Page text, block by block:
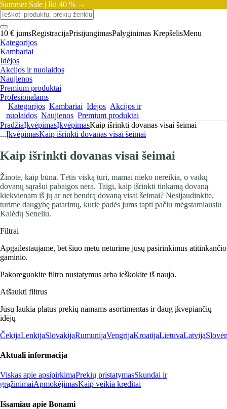
Summer Sale | Iki 40 % →
10 € jumsRegistracijaPrisijungimasPalyginimas KrepšelisMenu
Kategorijos
Kambariai
Idėjos
Akcijos ir nuolaidos
Naujienos
Premium produktai
Profesionalams
Kategorijos Kambariai Idėjos Akcijos ir
nuolaidos Naujienos Premium produktai
PradžiaĮkvėpimasĮkvėpimasKaip išrinkti dovanas visai šeimai
...ĮkvėpimasKaip išrinkti dovanas visai šeimai
Kaip išrinkti dovanas visai šeimai
Žinote, kaip būna. Tėtis viską turi, mamai nieko nereikia, o vaikų
dovanų sąrašui pabaigos nėra. Taigi, kaip išrinkti tinkamą dovaną
kiekvienam iš jų ar net bendrą dovaną visai šeimai? Nesijaudinkite,
turime daugybę patarimų, kurie padės jums tapti pačiu mėgstamiausiu
Kalėdų Seneliu.
Filtrai
Apgailestaujame, bet šiuo metu neturime jūsų pasirinkimus atitinkančio
gaminio.
Pakoreguokite filtro nustatymus arba ieškokite iš naujo.
Atšaukti filtrus
Jūsų laukia platus prekių namams asortimentas ir daug įkvepiančių
idėjų
ČekijaLenkijaSlovakijaRumunijaVengrijaKroatijaLietuvaLatvija
Aktuali informacija
Viskas apie apsipirkimąPrekių pristatymasSkundai ir
grąžinimaiApmokėjimasKaip veikia kreditai
Išsamiau apie Bonami